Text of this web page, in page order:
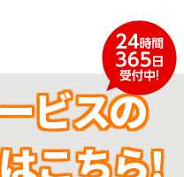
ビスの
こちら!